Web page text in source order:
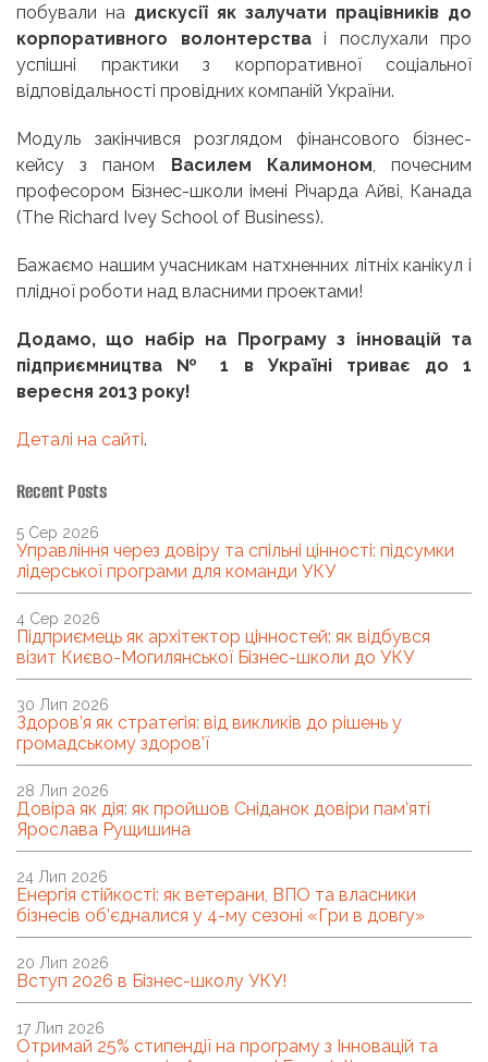
побували на дискусії як залучати працівників до
корпоративного волонтерстваі послухали про
успішні практики з корпоративної соціальної
відповідальності провідних компаній України.
Модуль закінчився розглядом фінансового бізнес-
кейсу з паном Василем Калимоном, почесним
професором Бізнес-школи імені Річарда Айві, Канада
(The Richard Ivey School of Business).
Бажаємо нашим учасникам натхненних літніх канікул і
плідної роботи над власними проектами!
Додамо, що набір на Програму з інновацій та
підприємництва № 1 в Україні триває до 1
вересня 2013 року!
Деталі на сайті.
Recent Posts
Управління через довіру та спільні цінності: підсумки
лідерської програми для команди УКУ
5 Сер 2026
Підприємець як архітектор цінностей: як відбувся
візит Києво-Могилянської Бізнес-школи до УКУ
4 Сер 2026
Здоров’я як стратегія: від викликів до рішень у
громадському здоров’ї
30 Лип 2026
Довіра як дія: як пройшов Сніданок довіри пам’яті
Ярослава Рущишина
28 Лип 2026
Енергія стійкості: як ветерани, ВПО та власники
бізнесів об’єдналися у 4-му сезоні «Гри в довгу»
24 Лип 2026
Вступ 2026 в Бізнес-школу УКУ!
20 Лип 2026
Отримай 25% стипендії на програму з Інновацій та
17 Лип 2026